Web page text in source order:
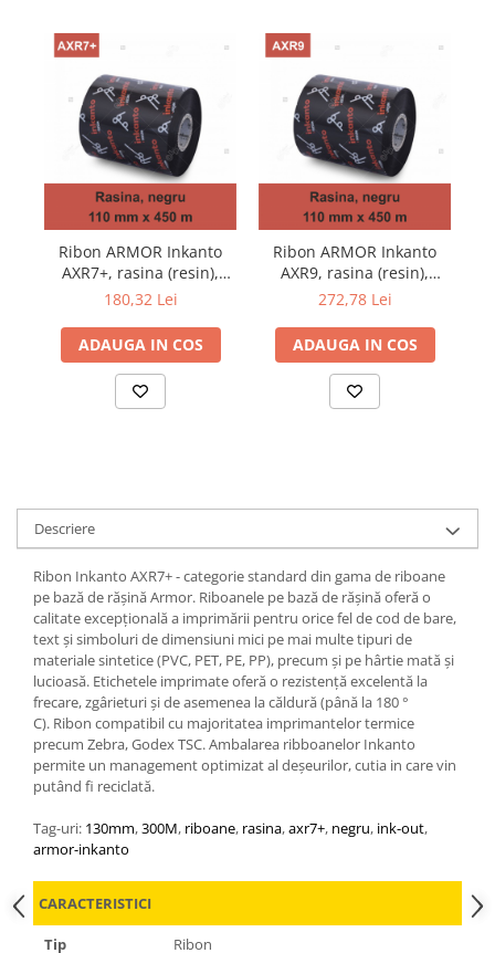
Ribon ARMOR Inkanto
AXR7+, rasina (resin),
negru, 110mmx450M,
180,32 Lei
ADAUGA IN COS
Ribon ARMOR Inkanto
AXR9, rasina (resin),
negru, 110mmx450M,
272,78 Lei
ADAUGA IN COS
Descriere
Ribon Inkanto AXR7+ - categorie standard din gama de riboane
pe bază de rășină Armor. Riboanele pe bază de rășină oferă o
calitate excepțională a imprimării pentru orice fel de cod de bare,
text și simboluri de dimensiuni mici pe mai multe tipuri de
materiale sintetice (PVC, PET, PE, PP), precum și pe hârtie mată și
lucioasă. Etichetele imprimate oferă o rezistență excelentă la
frecare, zgârieturi și de asemenea la căldură (până la 180 °
C). Ribon compatibil cu majoritatea imprimantelor termice
precum Zebra, Godex TSC. Ambalarea ribboanelor Inkanto
permite un management optimizat al deșeurilor, cutia in care vin
putând fi reciclată.
Tag-uri: 130mm,300M, riboane, rasina,axr7+, negru, ink-out,
armor-inkanto
CARACTERISTICI
Tip Ribon